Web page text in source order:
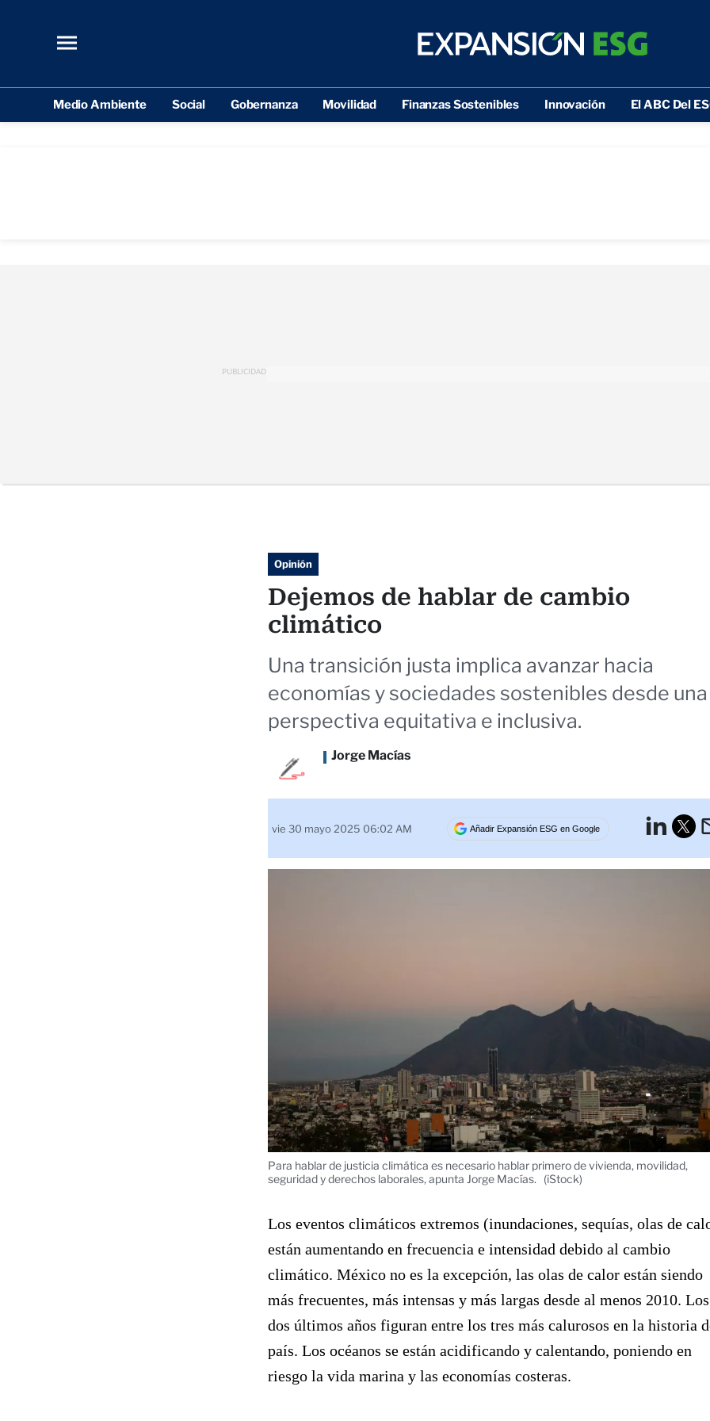
Medio Ambiente Social Gobernanza Movilidad Finanzas Sostenibles Innovación El ABC Del
PUBLICIDAD
Opinión
Dejemos de hablar de cambio
climático
Una transición justa implica avanzar hacia
economías y sociedades sostenibles desde una
perspectiva equitativa e inclusiva.
Jorge Macías
vie 30 mayo 2025 06:02 AM Añadir Expansión ESG en Google
Para hablar de justicia climática es necesario hablar primero de vivienda, movilidad,
seguridad y derechos laborales, apunta Jorge Macías.
(iStock)
Los eventos climáticos extremos (inundaciones, sequías, olas de
están aumentando en frecuencia e intensidad debido al cambio
climático. México no es la excepción, las olas de calor están siendo
más frecuentes, más intensas y más largas desde al menos 2010. Los
dos últimos años figuran entre los tres más calurosos en la historia
país. Los océanos se están acidificando y calentando, poniendo en
riesgo la vida marina y las economías costeras.